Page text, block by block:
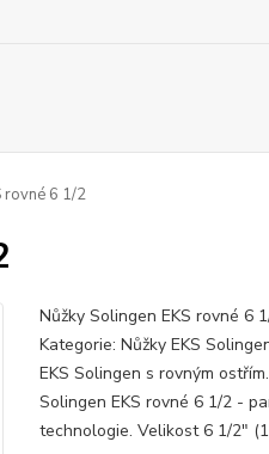
rovné 6 1/2
Nůžky Solingen EKS rovné 6
Kategorie: Nůžky EKS
EKS Solingen s rovným
Solingen EKS rovné 6 1/2 -
technologie. Velikost 6 1/2"